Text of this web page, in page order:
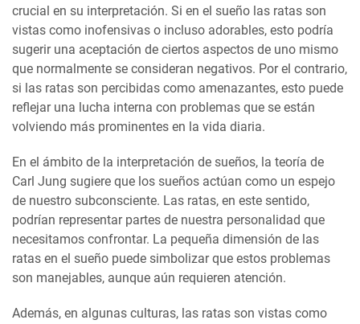
crucial en su interpretación. Si en el sueño las ratas son
vistas como inofensivas o incluso adorables, esto podría
sugerir una aceptación de ciertos aspectos de uno mismo
que normalmente se consideran negativos. Por el contrario,
si las ratas son percibidas como amenazantes, esto puede
reflejar una lucha interna con problemas que se están
volviendo más prominentes en la vida diaria.
En el ámbito de la interpretación de sueños, la teoría de
Carl Jung sugiere que los sueños actúan como un espejo
de nuestro subconsciente. Las ratas, en este sentido,
podrían representar partes de nuestra personalidad que
necesitamos confrontar. La pequeña dimensión de las
ratas en el sueño puede simbolizar que estos problemas
son manejables, aunque aún requieren atención.
Además, en algunas culturas, las ratas son vistas como